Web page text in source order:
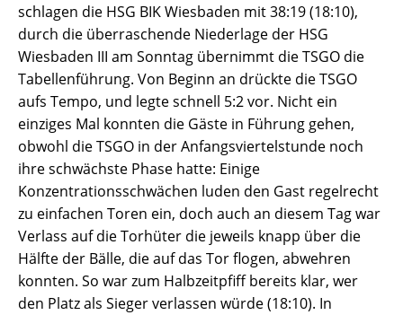
schlagen die HSG BIK Wiesbaden mit 38:19 (18:10),
durch die überraschende Niederlage der HSG
Wiesbaden III am Sonntag übernimmt die TSGO die
Tabellenführung. Von Beginn an drückte die TSGO
aufs Tempo, und legte schnell 5:2 vor. Nicht ein
einziges Mal konnten die Gäste in Führung gehen,
obwohl die TSGO in der Anfangsviertelstunde noch
ihre schwächste Phase hatte: Einige
Konzentrationsschwächen luden den Gast regelrecht
zu einfachen Toren ein, doch auch an diesem Tag war
Verlass auf die Torhüter die jeweils knapp über die
Hälfte der Bälle, die auf das Tor flogen, abwehren
konnten. So war zum Halbzeitpfiff bereits klar, wer
den Platz als Sieger verlassen würde (18:10). In